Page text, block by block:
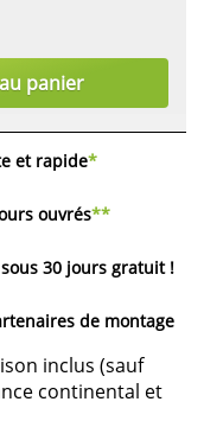
panier
et rapide*
ouvrés**
30 jours gratuit!
de montage
inclus (sauf
continental et